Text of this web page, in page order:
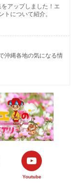
アップしました！エ
トについて紹介。
沖縄各地の気になる情
Youtube